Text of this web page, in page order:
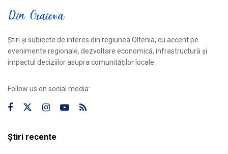
Știri și subiecte de interes din regiunea Oltenia, cu accent pe
evenimente regionale, dezvoltare economică, infrastructură și
impactul deciziilor asupra comunităților locale.
Follow us on social media:
Știri recente